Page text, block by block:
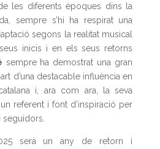
les diferents èpoques dins la
sempre s’hi ha respirat una
segons la realitat musical
inicis i en els seus retorns
sempre ha demostrat una gran
d’una destacable influència en
i, ara com ara, la seva
referent i font d’inspiració per
serà un any de retorn i